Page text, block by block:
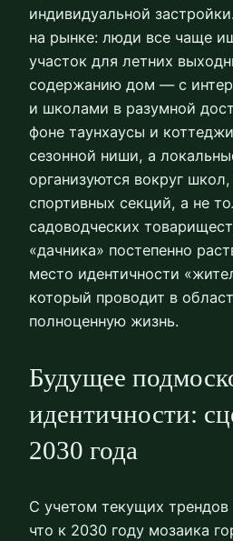
индивидуальной
на рынке: люди все чаще
участок для летних
содержанию дом — с
и школами в разумной
фоне таунхаусы и
сезонной ниши, а
организуются вокруг
спортивных секций, а не
садоводческих
«дачника» постепенно
место идентичности
который проводит в
полноценную жизнь.
Будущее
идентичности:
2030 года
С учетом текущих
что к 2030 году мозаика